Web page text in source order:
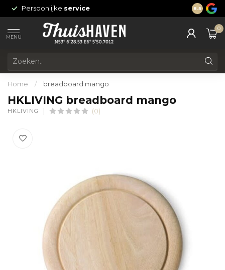
Persoonlijke service 24/7
8.5
MENU
0
Home / breadboard mango
HKLIVING breadboard mango
HKLIVING (0)